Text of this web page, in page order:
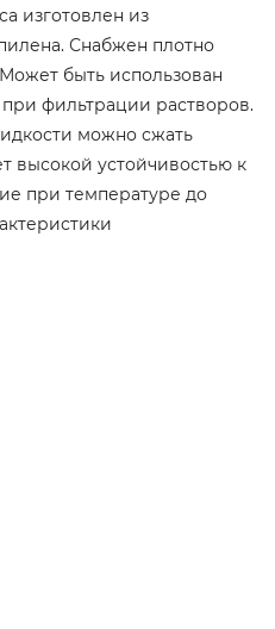
изготовлен из
Снабжен плотно
быть использован
фильтрации растворов.
можно сжать
высокой устойчивостью к
при температуре до